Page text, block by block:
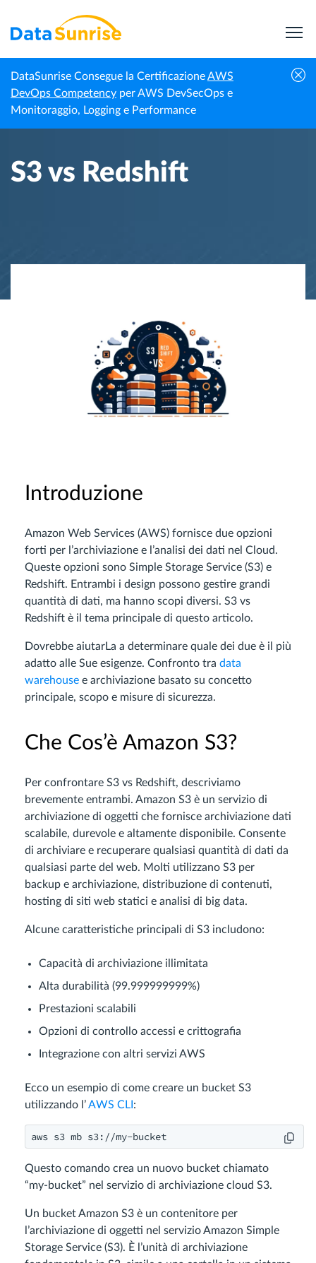
DataSunrise Consegue la CertificazioneAWS
DevOps Competency per AWS DevSecOps e
Monitoraggio, Logging e Performance
Homepage Centro di Conoscenza S3 vs Redshift
S3 vs Redshift
Introduzione
Amazon Web Services (AWS) fornisce due opzioni
forti per l’archiviazione e l’analisi dei dati nel Cloud.
Queste opzioni sono Simple Storage Service (S3) e
Redshift. Entrambi i design possono gestire grandi
quantità di dati, ma hanno scopi diversi. S3 vs
Redshift è il tema principale di questo articolo.
Dovrebbe aiutarLa a determinare quale dei due è il più
adatto alle Sue esigenze. Confronto tra data
warehouse e archiviazione basato su concetto
principale, scopo e misure di sicurezza.
Che Cos’è Amazon S3?
Per confrontare S3 vs Redshift, descriviamo
brevemente entrambi. Amazon S3 è un servizio di
archiviazione di oggetti che fornisce archiviazione dati
scalabile, durevole e altamente disponibile. Consente
di archiviare e recuperare qualsiasi quantità di dati da
qualsiasi parte del web. Molti utilizzano S3 per
backup e archiviazione, distribuzione di contenuti,
hosting di siti web statici e analisi di big data.
Alcune caratteristiche principali di S3 includono:
Capacità di archiviazione illimitata
Alta durabilità (99.999999999%)
Prestazioni scalabili
Opzioni di controllo accessi e crittografia
Integrazione con altri servizi AWS
Ecco un esempio di come creare un bucket S3
utilizzando l’AWS CLI :
aws s3 mb s3://my-bucket
Questo comando crea un nuovo bucket chiamato
“my-bucket” nel servizio di archiviazione cloud S3.
Un bucket Amazon S3 è un contenitore per
l’archiviazione di oggetti nel servizio Amazon Simple
Storage Service (S3). È l’unità di archiviazione